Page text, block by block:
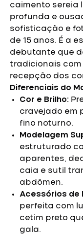
caimento sereia
profunda e
sofisticação e
de 15 anos. É a
debutante que
tradicionais com
recepção dos
Diferenciais do
Cor e Brilho:
cravejado em
fino noturno.
Modelagem
estruturado
aparentes,
caia e sutil
abdômen.
Acessórios de
perfeita com
cetim preto
gala.